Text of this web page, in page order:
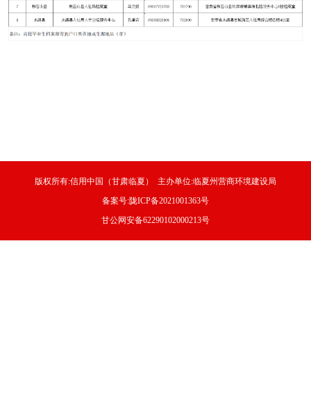
版权所有:信用中国（甘肃临夏） 主办单位:临夏州营商环境建设局
备案号:陇ICP备2021001363号
甘公网安备62290102000213号